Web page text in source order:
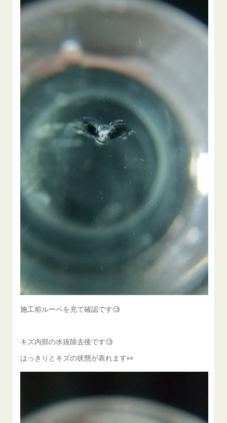
施工前ルーペを充て確認です🧐
キズ内部の水抜除去後です🧐
はっきりとキズの状態が表れます👀